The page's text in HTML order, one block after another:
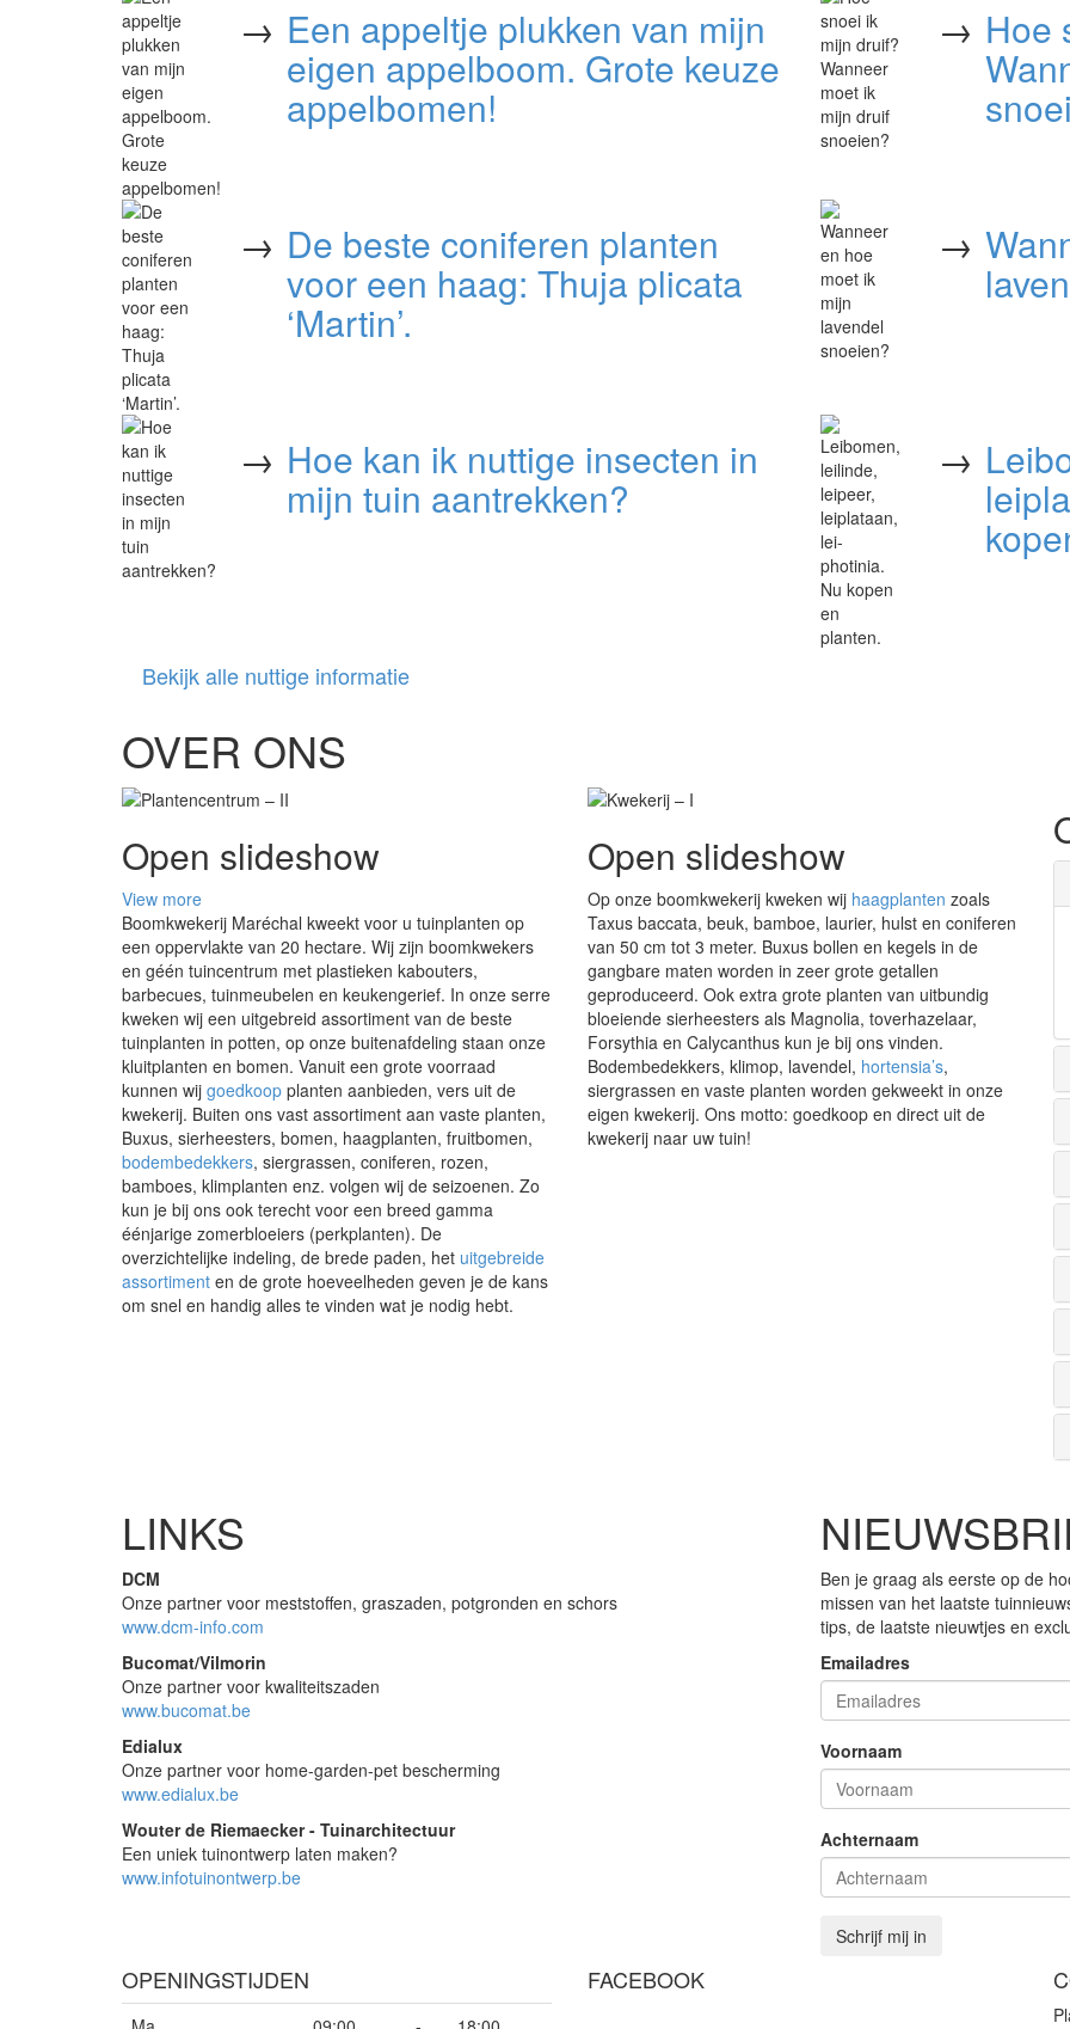
→ Een appeltje plukken van mijn
eigen appelboom. Grote keuze
appelbomen!
→ Hoe
→ De beste coniferen planten
voor een haag: Thuja plicata
‘Martin’.
→
→ Hoe kan ik nuttige insecten in
mijn tuin aantrekken?
→
Bekijk alle nuttige informatie
OVER ONS
Open slideshow
View more
Boomkwekerij Maréchal kweekt voor u tuinplanten op
een oppervlakte van 20 hectare. Wij zijn boomkwekers
en géén tuincentrum met plastieken kabouters,
barbecues, tuinmeubelen en keukengerief. In onze serre
kweken wij een uitgebreid assortiment van de beste
tuinplanten in potten, op onze buitenafdeling staan onze
kluitplanten en bomen. Vanuit een grote voorraad
kunnen wij goedkoop planten aanbieden, vers uit de
kwekerij. Buiten ons vast assortiment aan vaste planten,
Buxus, sierheesters, bomen, haagplanten, fruitbomen,
bodembedekkers, siergrassen, coniferen, rozen,
bamboes, klimplanten enz. volgen wij de seizoenen. Zo
kun je bij ons ook terecht voor een breed gamma
éénjarige zomerbloeiers (perkplanten). De
overzichtelijke indeling, de brede paden, het uitgebreide
assortiment en de grote hoeveelheden geven je de kans
om snel en handig alles te vinden wat je nodig hebt.
Open slideshow
Op onze boomkwekerij kweken wij haagplanten zoals
Taxus baccata, beuk, bamboe, laurier, hulst en coniferen
van 50 cm tot 3 meter. Buxus bollen en kegels in de
gangbare maten worden in zeer grote getallen
geproduceerd. Ook extra grote planten van uitbundig
bloeiende sierheesters als Magnolia, toverhazelaar,
Forsythia en Calycanthus kun je bij ons vinden.
Bodembedekkers, klimop, lavendel, hortensia’s,
siergrassen en vaste planten worden gekweekt in onze
eigen kwekerij. Ons motto: goedkoop en direct uit de
kwekerij naar uw tuin!
LINKS
DCM
Onze partner voor meststoffen, graszaden, potgronden en schors
www.dcm-info.com
Bucomat/Vilmorin
Onze partner voor kwaliteitszaden
www.bucomat.be
Edialux
Onze partner voor home-garden-pet bescherming
www.edialux.be
Wouter de Riemaecker - Tuinarchitectuur
Een uniek tuinontwerp laten maken?
www.infotuinontwerp.be
Ben je graag als eerste op de
missen van het laatste
tips, de laatste nieuwtjes en
Emailadres
Voornaam
Achternaam
Schrijf mij in
OPENINGSTIJDEN FACEBOOK